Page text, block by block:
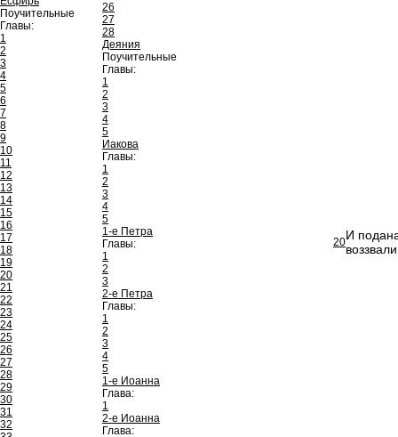
Поучительные
Главы:
1
2
3
4
5
6
7
8
9
10
11
12
13
14
15
16
17
18
19
20
21
22
23
24
25
26
27
28
29
30
31
32
26
27
28
Деяния
Поучительные
Главы:
1
2
3
4
5
Иакова
Главы:
1
2
3
4
5
1-е Петра
Главы:
1
2
3
2-е Петра
Главы:
1
2
3
4
5
1-е Иоанна
Глава:
1
2-е Иоанна
Глава:
20И